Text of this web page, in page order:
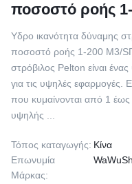
ποσοστό ροής
Υδρο ικανότητα δύναμης
ποσοστό ροής 1-200 M3/
στρόβιλος Pelton είναι
για τις υψηλές εφαρμογές.
που κυμαίνονται από 1
υψηλής ...
Τόπος καταγωγής: Κίνα
Επωνυμία
Μάρκας: